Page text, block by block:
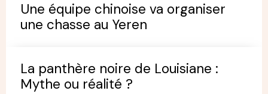
Une équipe chinoise va organiser
une chasse au Yeren
La panthère noire de Louisiane :
Mythe ou réalité ?